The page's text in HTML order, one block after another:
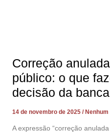
Correção
público: o que
decisão da
14 de novembro de 2025 Nenhum
A expressão “correção